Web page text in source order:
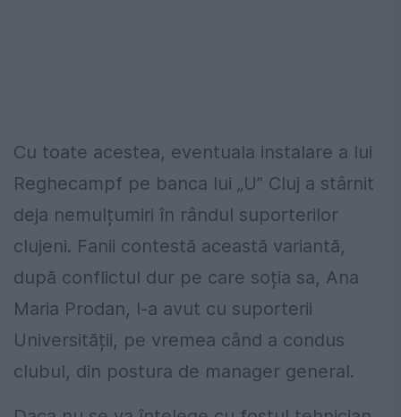
Cu toate acestea, eventuala instalare a lui
Reghecampf pe banca lui „U” Cluj a stârnit
deja nemulțumiri în rândul suporterilor
clujeni. Fanii contestă această variantă,
după conflictul dur pe care soția sa, Ana
Maria Prodan, l-a avut cu suporterii
Universității, pe vremea când a condus
clubul, din postura de manager general.